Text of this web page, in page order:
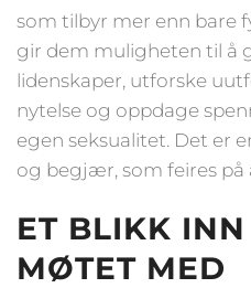
som tilbyr mer enn bare
gir dem muligheten til å
lidenskaper, utforske
nytelse og oppdage
egen seksualitet. Det er
og begjær, som feires på
ET BLIKK
MØTET MED